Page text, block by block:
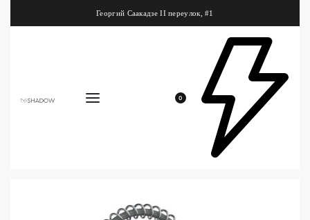
Георгий Саакадзе II переулок, #1
0